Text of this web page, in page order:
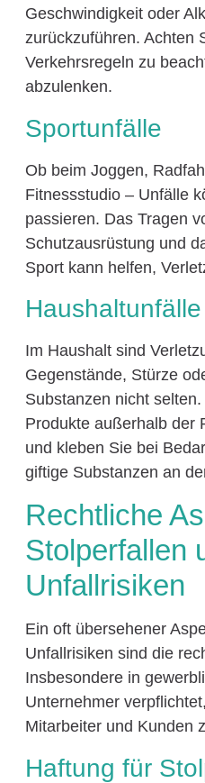
Geschwindigkeit oder
zurückzuführen. Achten
Verkehrsregeln zu
abzulenken.
Sportunfälle
Ob beim Joggen,
Fitnessstudio – Unfälle
passieren. Das Tragen
Schutzausrüstung und
Sport kann helfen,
Haushaltunfälle
Im Haushalt sind
Gegenstände, Stürze
Substanzen nicht
Produkte außerhalb der
und kleben Sie bei
giftige Substanzen an
Rechtliche
Stolperfallen
Unfallrisiken
Ein oft übersehener
Unfallrisiken sind die
Insbesondere in
Unternehmer
Mitarbeiter und Kunden
Haftung für